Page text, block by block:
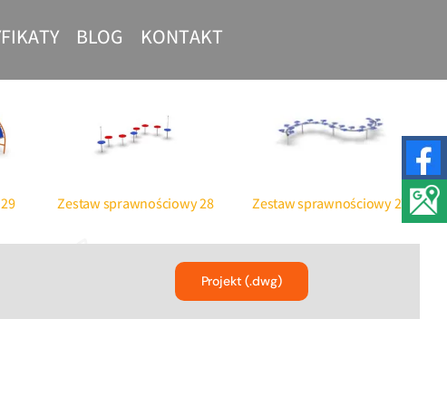
Street
Siłownie plenerowe –
profesjonalne urządzenia
BLOG KONTAKT
Zestaw sprawnościowy 28 Zestaw sprawnościowy 27b
Projekt (.dwg)